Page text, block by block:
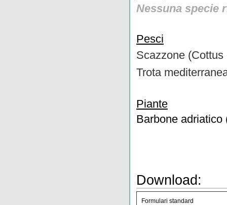
Nessuna specie
Pesci
Scazzone (Cottus
Trota
Piante
Barbone adriatico
Download:
Formulari standard